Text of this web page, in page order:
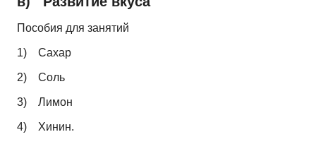
Пособия для занятий
1) Сахар
2) Соль
3) Лимон
4) Хинин.